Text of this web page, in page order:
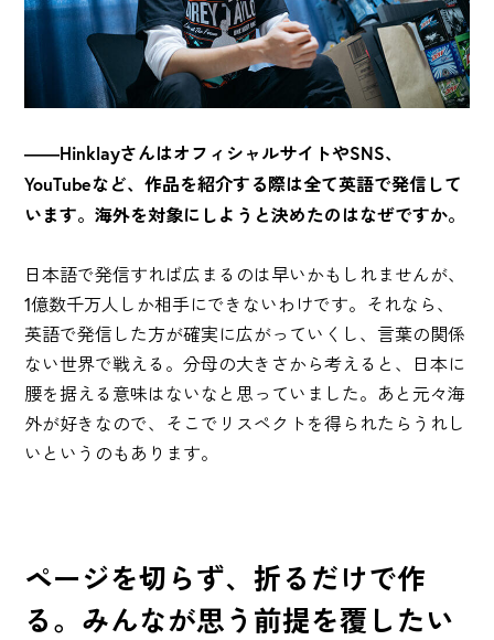
――HinklayさんはオフィシャルサイトやSNS、
YouTubeなど、作品を紹介する際は全て英語で発信して
います。海外を対象にしようと決めたのはなぜですか。
日本語で発信すれば広まるのは早いかもしれませんが、
1億数千万人しか相手にできないわけです。それなら、
英語で発信した方が確実に広がっていくし、言葉の関係
ない世界で戦える。分母の大きさから考えると、日本に
腰を据える意味はないなと思っていました。あと元々海
外が好きなので、そこでリスペクトを得られたらうれし
いというのもあります。
ページを切らず、折るだけで作
る。みんなが思う前提を覆したい